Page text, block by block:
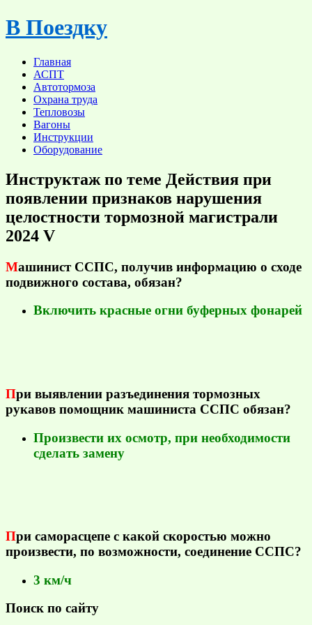
Skip
to
В Поездку
Главная
АСПТ
Автотормоза
Охрана труда
Тепловозы
Вагоны
Инструкции
Оборудование
Инструктаж по теме Действия при
появлении признаков нарушения
целостности тормозной магистрали
2024 V
Машинист ССПС, получив информацию о сходе
подвижного состава, обязан?
Включить красные огни буферных фонарей
При выявлении разъединения тормозных
рукавов помощник машиниста ССПС обязан?
Произвести их осмотр, при необходимости
сделать замену
При саморасцепе с какой скоростью можно
произвести, по возможности, соединение ССПС?
3 км/ч
Поиск по сайту